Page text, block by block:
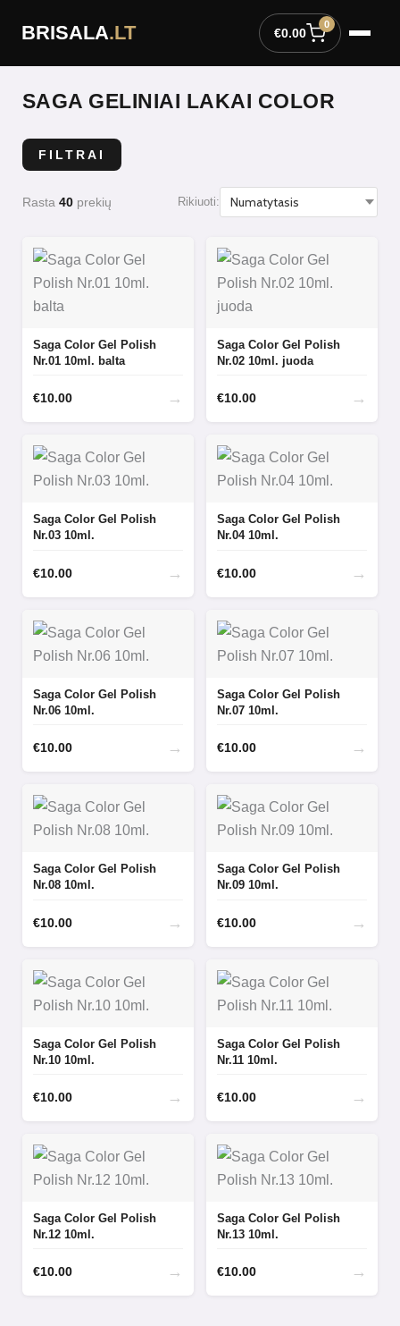
BRISALA.LT €0.00
0
SAGA GELINIAI LAKAI COLOR
FILTRAI
Rasta 40prekių Rikiuoti:
Saga Color Gel Polish
Nr.01 10ml. balta
€10.00 →
Saga Color Gel Polish
Nr.02 10ml. juoda
€10.00 →
Saga Color Gel Polish
Nr.03 10ml.
€10.00 →
Saga Color Gel Polish
Nr.04 10ml.
€10.00 →
Saga Color Gel Polish
Nr.06 10ml.
€10.00 →
Saga Color Gel Polish
Nr.07 10ml.
€10.00 →
Saga Color Gel Polish
Nr.08 10ml.
€10.00 →
Saga Color Gel Polish
Nr.09 10ml.
€10.00 →
Saga Color Gel Polish
Nr.10 10ml.
€10.00 →
Saga Color Gel Polish
Nr.11 10ml.
€10.00 →
Saga Color Gel Polish
Nr.12 10ml.
€10.00 →
Saga Color Gel Polish
Nr.13 10ml.
€10.00 →